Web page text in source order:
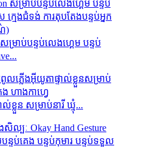
រាប់បន្ទប់លេងហ្គេម បន្ទប់
ខ្លួន សម្រាប់នារី ឃ្មុំ...